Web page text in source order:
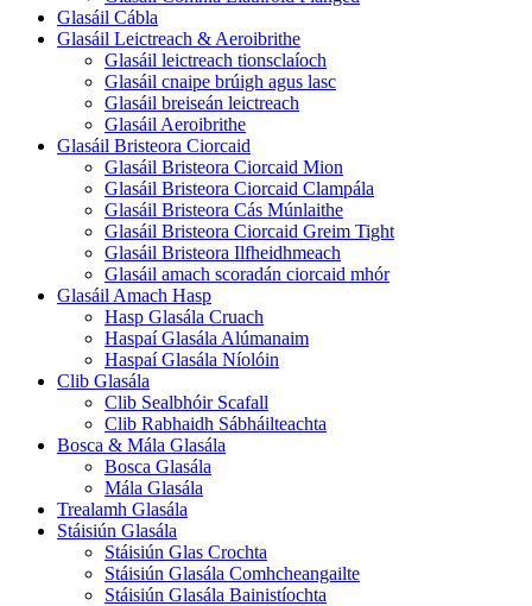
Glasáil Cábla
Glasáil Leictreach & Aeroibrithe
Glasáil leictreach tionsclaíoch
Glasáil cnaipe brúigh agus lasc
Glasáil breiseán leictreach
Glasáil Aeroibrithe
Glasáil Bristeora Ciorcaid
Glasáil Bristeora Ciorcaid Mion
Glasáil Bristeora Ciorcaid Clampála
Glasáil Bristeora Cás Múnlaithe
Glasáil Bristeora Ciorcaid Greim Tight
Glasáil Bristeora Ilfheidhmeach
Glasáil amach scoradán ciorcaid mhór
Glasáil Amach Hasp
Hasp Glasála Cruach
Haspaí Glasála Alúmanaim
Haspaí Glasála Níolóin
Clib Glasála
Clib Sealbhóir Scafall
Clib Rabhaidh Sábháilteachta
Bosca & Mála Glasála
Bosca Glasála
Mála Glasála
Trealamh Glasála
Stáisiún Glasála
Stáisiún Glas Crochta
Stáisiún Glasála Comhcheangailte
Stáisiún Glasála Bainistíochta